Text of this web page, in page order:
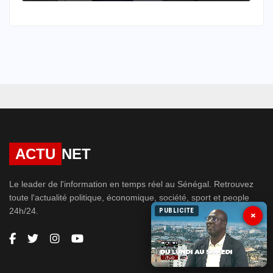
Théodhore Chérif Monteil
ACTU NET
Le leader de l'information en temps réel au Sénégal. Retrouvez
toute l'actualité politique, économique, société, sport et people
24h/24.
×
PUBLICITE